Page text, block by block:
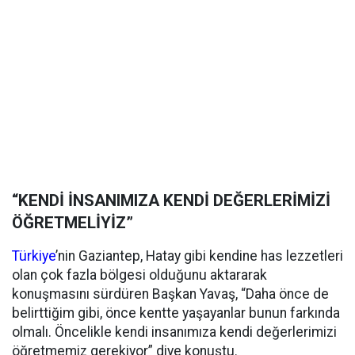
“KENDİ İNSANIMIZA KENDİ DEĞERLERİMİZİ
ÖĞRETMELİYİZ”
Türkiye’nin Gaziantep, Hatay gibi kendine has lezzetleri
olan çok fazla bölgesi olduğunu aktararak
konuşmasını sürdüren Başkan Yavaş, “Daha önce de
belirttiğim gibi, önce kentte yaşayanlar bunun farkında
olmalı. Öncelikle kendi insanımıza kendi değerlerimizi
öğretmemiz gerekiyor” diye konuştu.